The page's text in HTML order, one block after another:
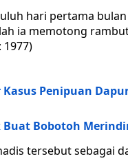
hari pertama
ia memotong
1977)
Penipuan
Bobotoh
tersebut sebagai